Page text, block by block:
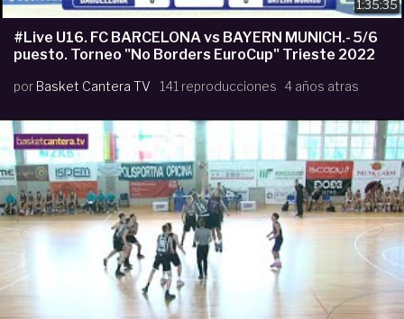
1:35:35
#Live U16. FC BARCELONA vs BAYERN MUNICH.- 5/6
puesto. Torneo "No Borders EuroCup" Trieste 2022
por Basket Cantera TV 141 reproducciones 4 años atras